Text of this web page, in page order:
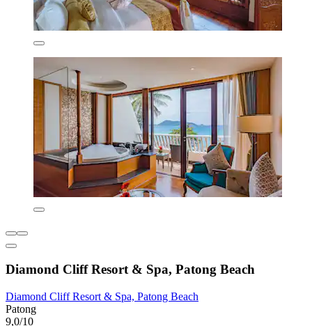
Diamond Cliff Resort & Spa, Patong Beach
Diamond Cliff Resort & Spa, Patong Beach
Patong
9,0/10